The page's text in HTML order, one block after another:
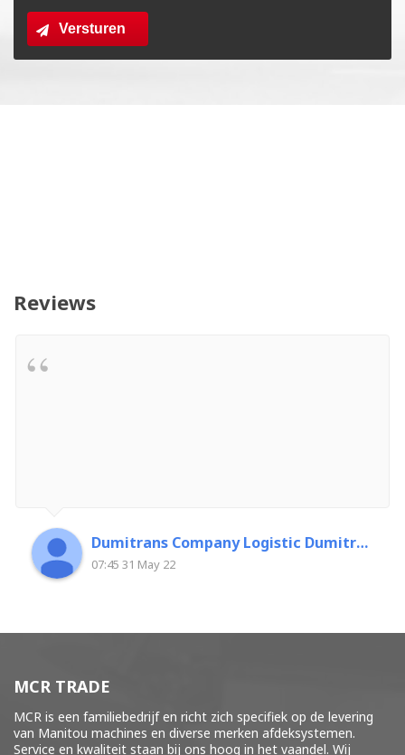
veld
leeg
Versturen
Reviews
Dumitrans Company Logistic Dumitrascu Florin
07:45 31 May 22
MCR TRADE
MCR is een familiebedrijf en richt zich specifiek op de levering
van Manitou machines en diverse merken afdeksystemen.
Service en kwaliteit staan bij ons hoog in het vaandel. Wij